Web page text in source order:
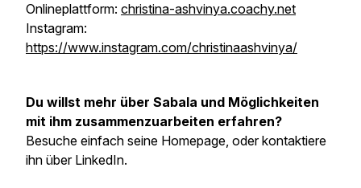
Onlineplattform: christina-ashvinya.coachy.net
Instagram:
https://www.instagram.com/christinaashvinya/
Du willst mehr über Sabala und Möglichkeiten
mit ihm zusammenzuarbeiten erfahren?
Besuche einfach seine Homepage, oder kontaktiere
ihn über LinkedIn.